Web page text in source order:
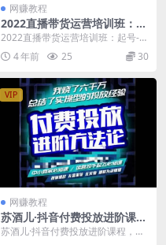
网赚教程
2022直播带货运营培训班：起
号-数据指标-投流-主播训练
（15节）
2022直播带货运营培训班：起号-数
据指标-投流-主播训练（15节） 课
程目录：...
4 年前 25 30
VIP
网赚教程
苏酒儿·抖音付费投放进阶课
程，烧了六千万总结了实操型
苏酒儿·抖音付费投放进阶课程，烧